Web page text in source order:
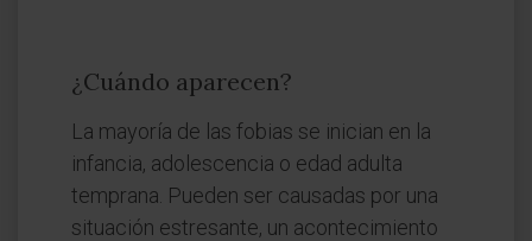
¿Cuándo aparecen?
La mayoría de las fobias se inician en la
infancia, adolescencia o edad adulta
temprana. Pueden ser causadas por una
situación estresante, un acontecimiento